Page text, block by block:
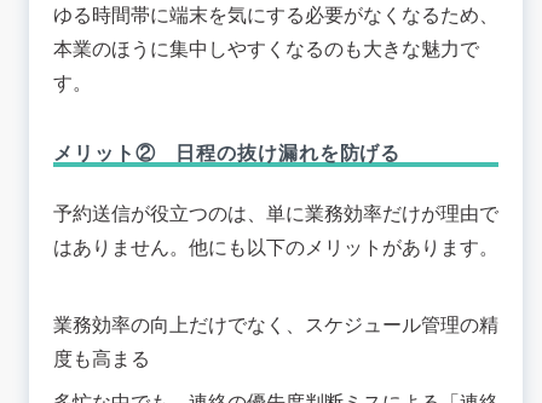
ゆる時間帯に端末を気にする必要がなくなるため、
本業のほうに集中しやすくなるのも大きな魅力で
す。
メリット② 日程の抜け漏れを防げる
予約送信が役立つのは、単に業務効率だけが理由で
はありません。他にも以下のメリットがあります。
業務効率の向上だけでなく、スケジュール管理の精
度も高まる